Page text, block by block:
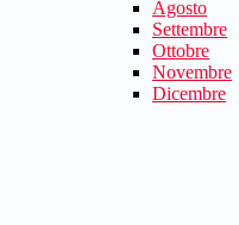
Agosto
Settembre
Ottobre
Novembre
Dicembre